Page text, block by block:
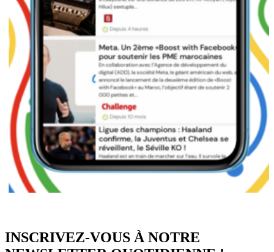
INSCRIVEZ-VOUS À NOTRE